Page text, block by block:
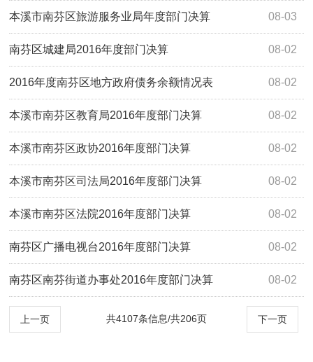
08-03
本溪市南芬区旅游服务业局年度部门决算
08-02
南芬区城建局2016年度部门决算
08-02
2016年度南芬区地方政府债务余额情况表
08-02
本溪市南芬区教育局2016年度部门决算
08-02
本溪市南芬区政协2016年度部门决算
08-02
本溪市南芬区司法局2016年度部门决算
08-02
本溪市南芬区法院2016年度部门决算
08-02
南芬区广播电视台2016年度部门决算
08-02
南芬区南芬街道办事处2016年度部门决算
上一页 下一页
共4107条信息/共206页